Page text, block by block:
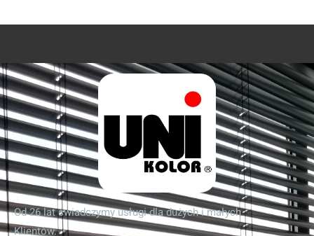
Od 26 lat świadczymy usługi dla dużych i małych
Klientów.